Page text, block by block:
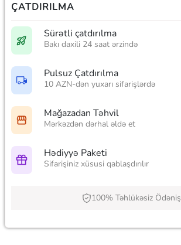
ÇATDIRILMA
Sürətli çatdırılma
Bakı daxili 24 saat ərzində
Pulsuz Çatdırılma
10 AZN-dən yuxarı sifarişlərdə
Mağazadan Təhvil
Mərkəzdən dərhal əldə et
Hədiyyə Paketi
Sifarişiniz xüsusi qablaşdırılır
100% Təhlükəsiz Ödəniş